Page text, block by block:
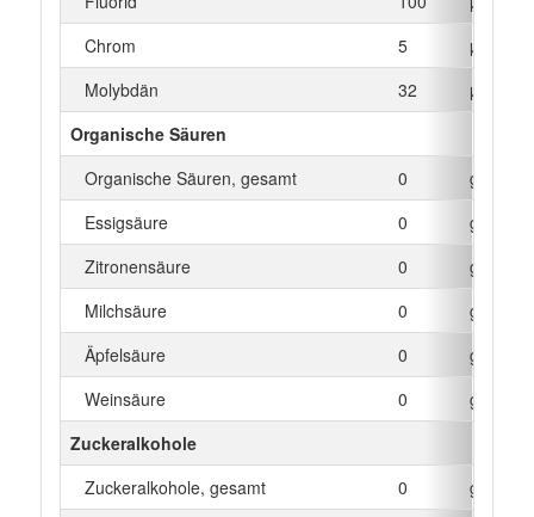
Chrom
5
µg
Molybdän
32
µg
Organische Säuren
Organische Säuren, gesamt
0
g
Essigsäure
0
g
Zitronensäure
0
g
Milchsäure
0
g
Äpfelsäure
0
g
Weinsäure
0
g
Zuckeralkohole
Zuckeralkohole, gesamt
0
g